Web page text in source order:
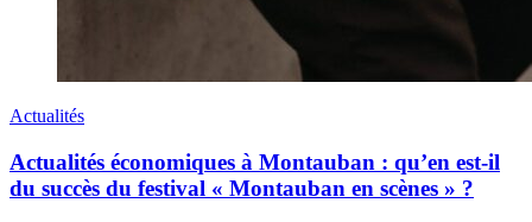
Actualités
Actualités économiques à Montauban : qu’en est-il
du succès du festival « Montauban en scènes » ?